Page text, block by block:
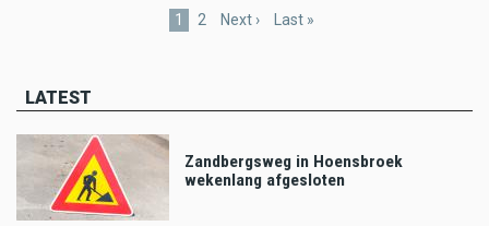
Current
1 Page
2
Next
Next ›
Last
Last »
LATEST
Zandbergsweg in Hoensbroek
wekenlang afgesloten